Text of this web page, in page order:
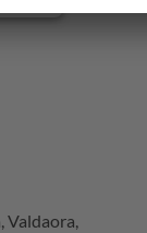
Valdaora,